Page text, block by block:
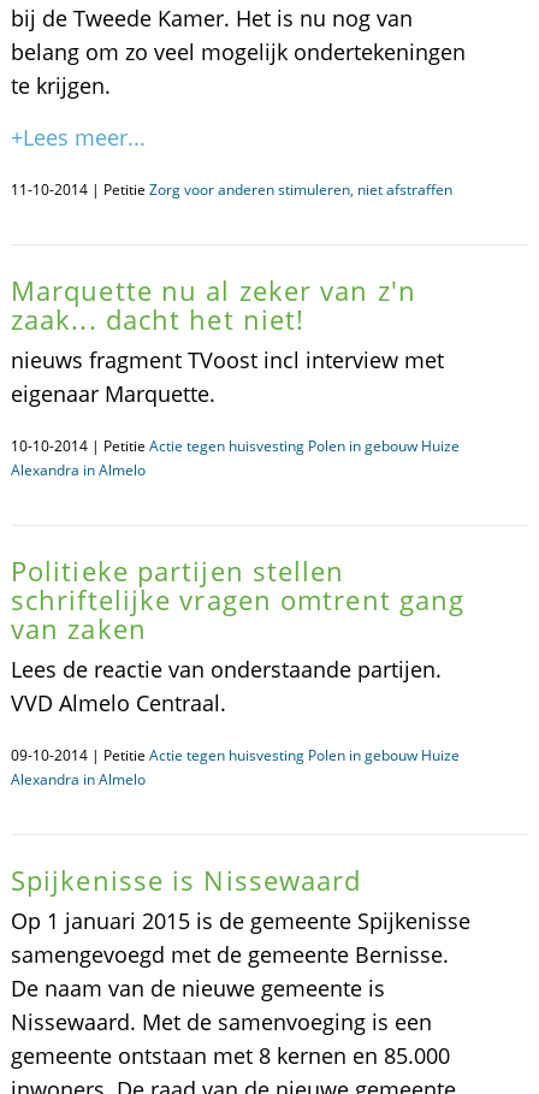
bij de Tweede Kamer. Het is nu nog van
belang om zo veel mogelijk ondertekeningen
te krijgen.
+Lees meer...
11-10-2014 | Petitie Zorg voor anderen stimuleren, niet afstraffen
Marquette nu al zeker van z'n
zaak... dacht het niet!
nieuws fragment TVoost incl interview met
eigenaar Marquette.
10-10-2014 | Petitie Actie tegen huisvesting Polen in gebouw Huize
Alexandra in Almelo
Politieke partijen stellen
schriftelijke vragen omtrent gang
van zaken
Lees de reactie van onderstaande partijen.
VVD Almelo Centraal.
09-10-2014 | Petitie Actie tegen huisvesting Polen in gebouw Huize
Alexandra in Almelo
Spijkenisse is Nissewaard
Op 1 januari 2015 is de gemeente Spijkenisse
samengevoegd met de gemeente Bernisse.
De naam van de nieuwe gemeente is
Nissewaard. Met de samenvoeging is een
gemeente ontstaan met 8 kernen en 85.000